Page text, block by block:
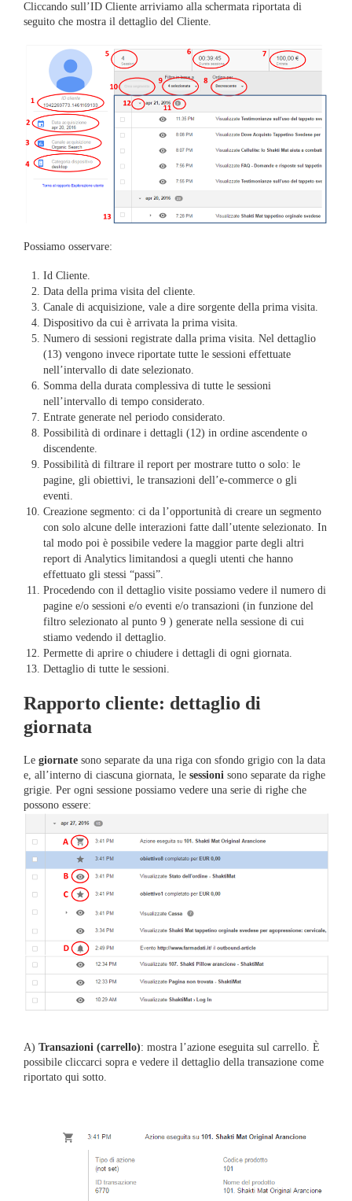
Cliccando sull’ID Cliente arriviamo alla schermata riportata di
seguito che mostra il dettaglio del Cliente.
Possiamo osservare:
Id Cliente.
Data della prima visita del cliente.
Canale di acquisizione, vale a dire sorgente della prima visita.
Dispositivo da cui è arrivata la prima visita.
Numero di sessioni registrate dalla prima visita. Nel dettaglio
(13) vengono invece riportate tutte le sessioni effettuate
nell’intervallo di date selezionato.
Somma della durata complessiva di tutte le sessioni
nell’intervallo di tempo considerato.
Entrate generate nel periodo considerato.
Possibilità di ordinare i dettagli (12) in ordine ascendente o
discendente.
Possibilità di filtrare il report per mostrare tutto o solo: le
pagine, gli obiettivi, le transazioni dell’e-commerce o gli
eventi.
Creazione segmento: ci da l’opportunità di creare un segmento
con solo alcune delle interazioni fatte dall’utente selezionato. In
tal modo poi è possibile vedere la maggior parte degli altri
report di Analytics limitandosi a quegli utenti che hanno
effettuato gli stessi “passi”.
Procedendo con il dettaglio visite possiamo vedere il numero di
pagine e/o sessioni e/o eventi e/o transazioni (in funzione del
filtro selezionato al punto 9 ) generate nella sessione di cui
stiamo vedendo il dettaglio.
Permette di aprire o chiudere i dettagli di ogni giornata.
Dettaglio di tutte le sessioni.
Rapporto cliente: dettaglio di
giornata
Le giornate sono separate da una riga con sfondo grigio con la data
e, all’interno di ciascuna giornata, le sessioni sono separate da righe
grigie. Per ogni sessione possiamo vedere una serie di righe che
possono essere:
A) Transazioni (carrello): mostra l’azione eseguita sul carrello. È
possibile cliccarci sopra e vedere il dettaglio della transazione come
riportato qui sotto.